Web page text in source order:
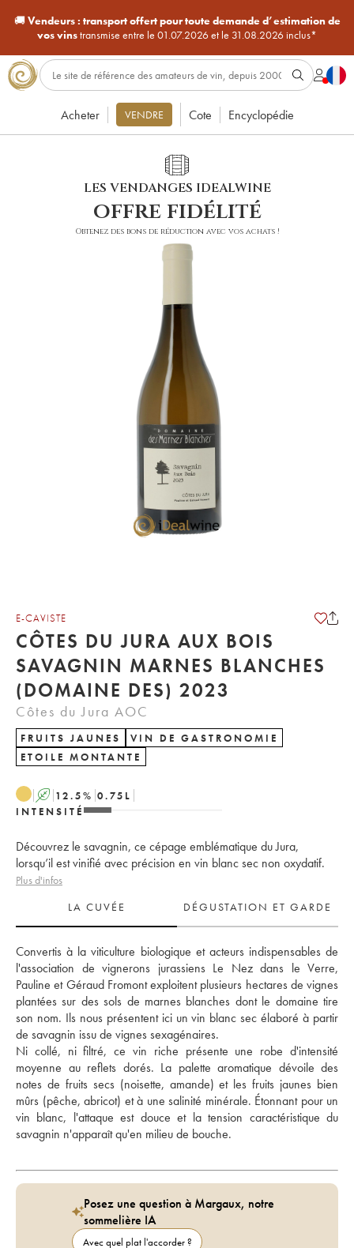
🚚Vendeurs : transport offert pour toute demande d’estimation de
vos vinstransmise entre le 01.07.2026 et le 31.08.2026 inclus*
Acheter VENDRE Cote Encyclopédie
LES VENDANGES IDEALWINE
offre fidélité
Obtenez des bons de réduction avec vos achats !
E-CAVISTE
CÔTES DU JURA AUX BOIS
SAVAGNIN MARNES BLANCHES
(DOMAINE DES) 2023
Côtes du Jura AOC
FRUITS JAUNES
VIN DE GASTRONOMIE
ETOILE MONTANTE
A 12.5% 0.75 L
INTENSITÉ
Découvrez le savagnin, ce cépage emblématique du Jura,
lorsqu’il est vinifié avec précision en vin blanc sec non oxydatif.
Plus d'infos
LA CUVÉE
DÉGUSTATION ET GARDE
Convertis à la viticulture biologique et acteurs indispensables de
l'association de vignerons jurassiens Le Nez dans le Verre,
Pauline et Géraud Fromont exploitent plusieurs hectares de vignes
plantées sur des sols de marnes blanches dont le domaine tire
son nom. Ils nous présentent ici un vin blanc sec élaboré à partir
de savagnin issu de vignes sexagénaires.
Ni collé, ni filtré, ce vin riche présente une robe d'intensité
moyenne au reflets dorés. La palette aromatique dévoile des
notes de fruits secs (noisette, amande) et les fruits jaunes bien
mûrs (pêche, abricot) et à une salinité minérale. Étonnant pour un
vin blanc, l'attaque est douce et la tension caractéristique du
savagnin n'apparaît qu'en milieu de bouche.
Posez une question à Margaux, notre
sommelière IA
Avec quel plat l'accorder ?